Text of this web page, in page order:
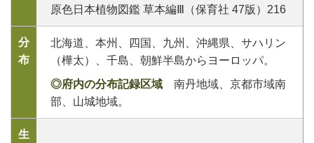
原色日本植物図鑑 草本編Ⅲ（保育社 47版）216
分
布
北海道、本州、四国、九州、沖縄県、サハリン
（樺太）、千島、朝鮮半島からヨーロッパ。
◎府内の分布記録区域 南丹地域、京都市域南
部、山城地域。
生